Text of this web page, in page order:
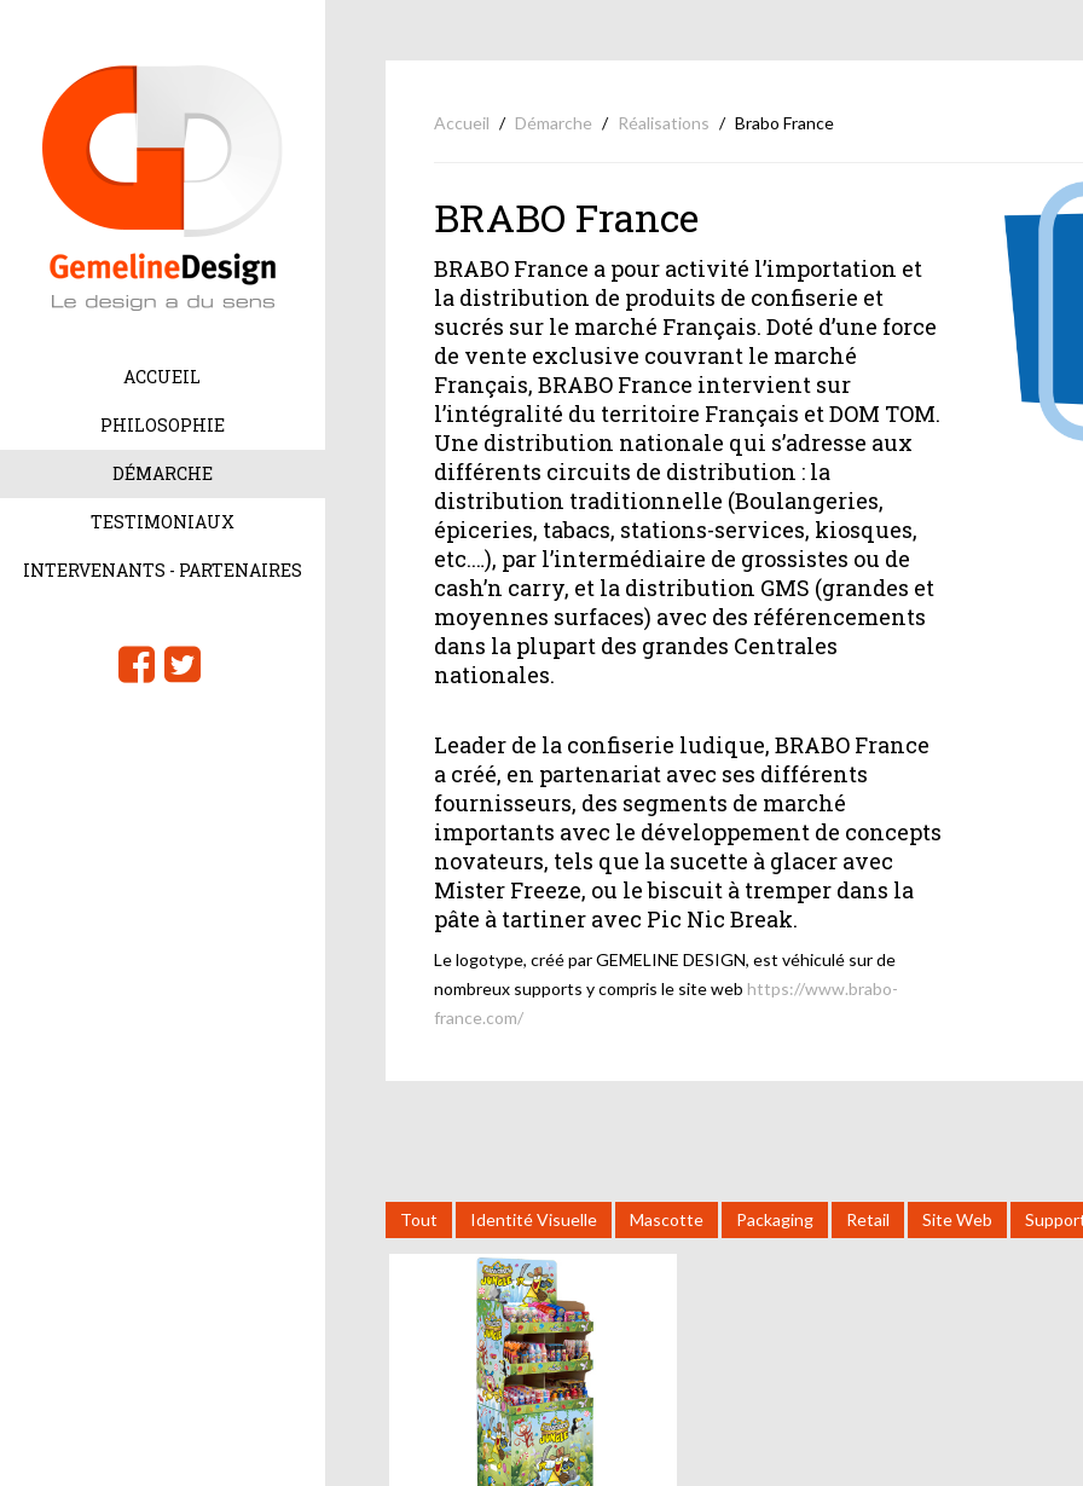
ACCUEIL
PHILOSOPHIE
DÉMARCHE
TESTIMONIAUX
INTERVENANTS - PARTENAIRES
Accueil Démarche Réalisations Brabo France
BRABO France
BRABO France a pour activité l’importation et
la distribution de produits de confiserie et
sucrés sur le marché Français. Doté d’une force
de vente exclusive couvrant le marché
Français, BRABO France intervient sur
l’intégralité du territoire Français et DOM TOM.
Une distribution nationale qui s’adresse aux
différents circuits de distribution : la
distribution traditionnelle (Boulangeries,
épiceries, tabacs, stations-services, kiosques,
etc.…), par l’intermédiaire de grossistes ou de
cash’n carry, et la distribution GMS (grandes et
moyennes surfaces) avec des référencements
dans la plupart des grandes Centrales
nationales.
Leader de la confiserie ludique, BRABO France
a créé, en partenariat avec ses différents
fournisseurs, des segments de marché
importants avec le développement de concepts
novateurs, tels que la sucette à glacer avec
Mister Freeze, ou le biscuit à tremper dans la
pâte à tartiner avec Pic Nic Break.
Le logotype, créé par GEMELINE DESIGN, est véhiculé sur de
nombreux supports y compris le site web https://www.brabo-
france.com/
Tout Identité Visuelle Mascotte Packaging Retail Site Web